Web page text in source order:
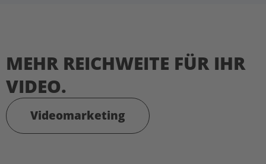
MEHR REICHWEITE FÜR IHR
VIDEO.
Videomarketing